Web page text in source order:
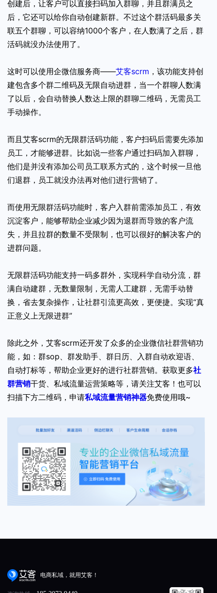
创建后，让客户可以直接扫码加入群聊，并且群满员之
后，它还可以给你自动创建新群。不过这个群活码最多关
联五个群聊，可以容纳1000个客户，在人数满了之后，群
活码就没办法使用了。
这时可以使用企微信服务商——艾客scrm ，该功能支持创
建包含多个群二维码及无限自动进群，当一个群聊人数满
了以后，会自动替换人数达上限的群聊二维码，无需员工
手动操作。
而且艾客scrm的无限群活码功能，客户扫码后需要先添加
员工，才能够进群。比如说一些客户通过扫码加入群聊，
他们是并没有添加公司员工联系方式的，这个时候一旦他
们退群，员工就没办法再对他们进行营销了。
而使用无限群活码功能时，客户入群前需添加员工，有效
沉淀客户，能够帮助企业减少因为退群而导致的客户流
失，并且拉群的数量不受限制，也可以很好的解决客户的
进群问题。
无限群活码功能支持一码多群外，实现科学自动分流，群
满自动建群，无数量限制，无需人工建群，无需手动替
换，省去复杂操作，让社群引流更高效，更便捷。实现“真
正意义上无限进群”
除此之外，艾客scrm还开发了众多的企业微信社群营销功
能，如：群sop、群发助手、群日历、入群自动欢迎语、
自动打标等，帮助企业更好的进行社群营销。获取更多社
群营销干货、私域流量运营策略等，请关注艾客！也可以
扫描下方二维码，申请私域流量营销神器免费使用哦~
电商私域，就用艾客！